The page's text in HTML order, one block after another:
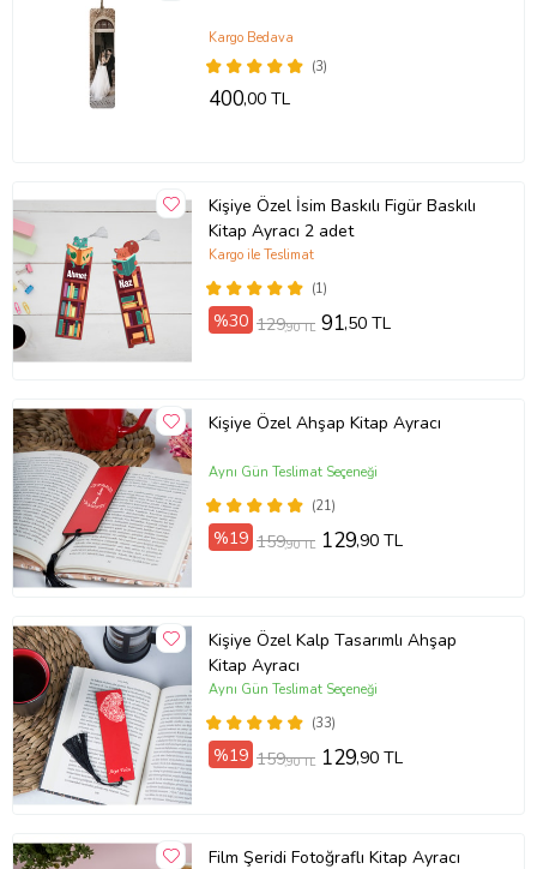
(3)
Kargo Bedava
400,00 TL
Kişiye Özel İsim Baskılı Figür Baskılı
Kitap Ayracı 2 adet
(1)
Kargo ile Teslimat
%30 129,90 TL 91,50 TL
Kişiye Özel Ahşap Kitap Ayracı
(21)
Aynı Gün Teslimat Seçeneği
%19 159,90 TL 129,90 TL
Kişiye Özel Kalp Tasarımlı Ahşap
Kitap Ayracı
(33)
Aynı Gün Teslimat Seçeneği
%19 159,90 TL 129,90 TL
Film Şeridi Fotoğraflı Kitap Ayracı